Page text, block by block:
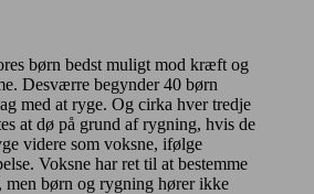
børn bedst muligt mod kræft og
Desværre begynder 40 børn
med at ryge. Og cirka hver tredje
at dø på grund af rygning, hvis de
videre som voksne, ifølge
Voksne har ret til at bestemme
men børn og rygning hører ikke